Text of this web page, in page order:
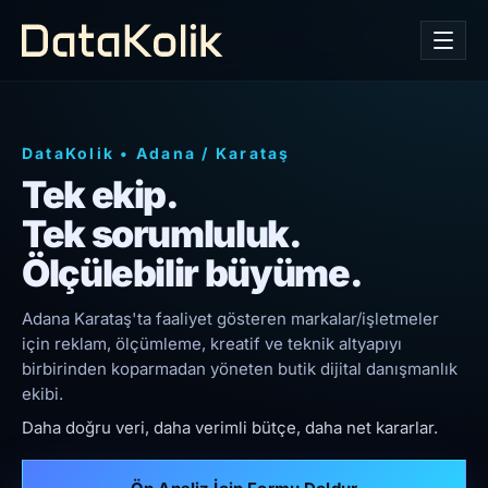
DataKolik • Adana / Karataş
Tek ekip.
Tek sorumluluk.
Ölçülebilir büyüme.
Adana Karataş'ta faaliyet gösteren markalar/işletmeler
için reklam, ölçümleme, kreatif ve teknik altyapıyı
birbirinden koparmadan yöneten butik dijital danışmanlık
ekibi.
Daha doğru veri, daha verimli bütçe, daha net kararlar.